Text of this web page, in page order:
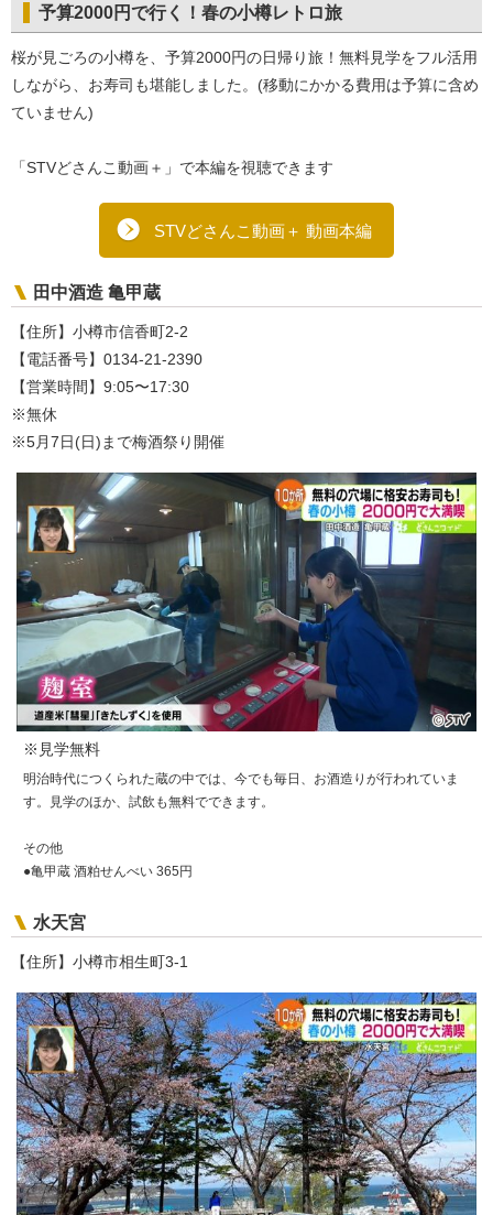
予算2000円で行く！春の小樽レトロ旅
桜が見ごろの小樽を、予算2000円の日帰り旅！無料見学をフル活用
しながら、お寿司も堪能しました。(移動にかかる費用は予算に含め
ていません)
「STVどさんこ動画＋」で本編を視聴できます
STVどさんこ動画＋ 動画本編
田中酒造 亀甲蔵
【住所】小樽市信香町2-2
【電話番号】0134-21-2390
【営業時間】9:05〜17:30
※無休
※5月7日(日)まで梅酒祭り開催
※見学無料
明治時代につくられた蔵の中では、今でも毎日、お酒造りが行われていま
す。見学のほか、試飲も無料でできます。
その他
●亀甲蔵 酒粕せんべい 365円
水天宮
【住所】小樽市相生町3-1